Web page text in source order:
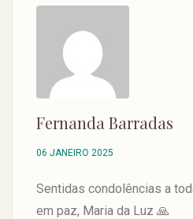
Fernanda Barradas
06 JANEIRO 2025
Sentidas condolências a
em paz, Maria da Luz 🙏